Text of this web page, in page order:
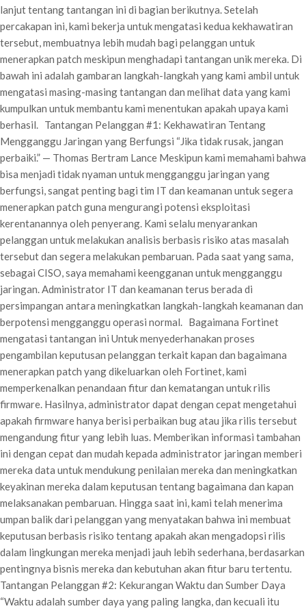
lanjut tentang tantangan ini di bagian berikutnya. Setelah
percakapan ini, kami bekerja untuk mengatasi kedua kekhawatiran
tersebut, membuatnya lebih mudah bagi pelanggan untuk
menerapkan patch meskipun menghadapi tantangan unik mereka. Di
bawah ini adalah gambaran langkah-langkah yang kami ambil untuk
mengatasi masing-masing tantangan dan melihat data yang kami
kumpulkan untuk membantu kami menentukan apakah upaya kami
berhasil. Tantangan Pelanggan #1: Kekhawatiran Tentang
Mengganggu Jaringan yang Berfungsi “Jika tidak rusak, jangan
perbaiki.” — Thomas Bertram Lance Meskipun kami memahami bahwa
bisa menjadi tidak nyaman untuk mengganggu jaringan yang
berfungsi, sangat penting bagi tim IT dan keamanan untuk segera
menerapkan patch guna mengurangi potensi eksploitasi
kerentanannya oleh penyerang. Kami selalu menyarankan
pelanggan untuk melakukan analisis berbasis risiko atas masalah
tersebut dan segera melakukan pembaruan. Pada saat yang sama,
sebagai CISO, saya memahami keengganan untuk mengganggu
jaringan. Administrator IT dan keamanan terus berada di
persimpangan antara meningkatkan langkah-langkah keamanan dan
berpotensi mengganggu operasi normal. Bagaimana Fortinet
mengatasi tantangan ini Untuk menyederhanakan proses
pengambilan keputusan pelanggan terkait kapan dan bagaimana
menerapkan patch yang dikeluarkan oleh Fortinet, kami
memperkenalkan penandaan fitur dan kematangan untuk rilis
firmware. Hasilnya, administrator dapat dengan cepat mengetahui
apakah firmware hanya berisi perbaikan bug atau jika rilis tersebut
mengandung fitur yang lebih luas. Memberikan informasi tambahan
ini dengan cepat dan mudah kepada administrator jaringan memberi
mereka data untuk mendukung penilaian mereka dan meningkatkan
keyakinan mereka dalam keputusan tentang bagaimana dan kapan
melaksanakan pembaruan. Hingga saat ini, kami telah menerima
umpan balik dari pelanggan yang menyatakan bahwa ini membuat
keputusan berbasis risiko tentang apakah akan mengadopsi rilis
dalam lingkungan mereka menjadi jauh lebih sederhana, berdasarkan
pentingnya bisnis mereka dan kebutuhan akan fitur baru tertentu.
Tantangan Pelanggan #2: Kekurangan Waktu dan Sumber Daya
“Waktu adalah sumber daya yang paling langka, dan kecuali itu